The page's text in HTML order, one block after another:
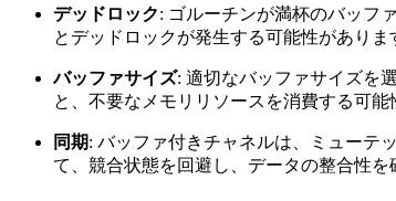
デッドロック: ゴルーチンが満杯のバッフ
とデッドロックが発生する可能性があり
バッファサイズ: 適切なバッファサイズを
と、不要なメモリリソースを消費する可能
同期: バッファ付きチャネルは、ミューテ
て、競合状態を回避し、データの整合性を